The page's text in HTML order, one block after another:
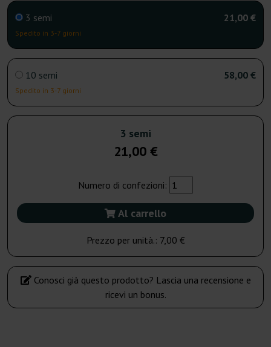
3 semi
Spedito in 3-7 giorni
21,00 €
10 semi
Spedito in 3-7 giorni
58,00 €
3 semi
21,00 €
Numero di confezioni:
Al carrello
Prezzo per unità.: 7,00 €
Conosci già questo prodotto? Lascia una recensione e
ricevi un bonus.